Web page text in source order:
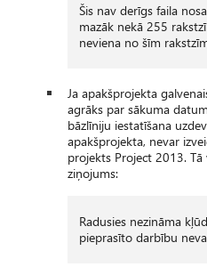
Šis nav derīgs faila
mazāk nekā 255
neviena no šīm
Ja apakšprojekta
agrāks par sākuma
bāzlīniju iestatīšana
apakšprojekta, nevar
projekts Project 2013.
ziņojums:
Radusies nezināma
pieprasīto darbību